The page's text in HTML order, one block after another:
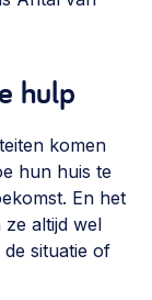
hulp
komen
hun huis te
En het
altijd wel
situatie of